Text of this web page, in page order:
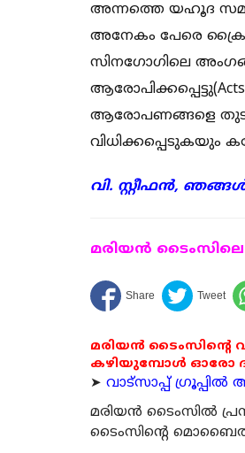
അന്നത്തെ യഹൂദ
അനേകം പേരെ
സിനഗോഗിലെ
ആരോപണങ്ങളെ
വിധിക്കപ്പെടുകയും
വി. സ്റ്റീഫന്‍,
മരിയന്‍ ടൈംസിലെ
മരിയൻ ടൈംസിന്റെ
കഴിയുമ്പോൾ ഓരോ
➤ വാട്സാപ്പ്
മരിയന്‍ ടൈംസില്‍
ടൈംസിന്റെ മൊബൈല്‍